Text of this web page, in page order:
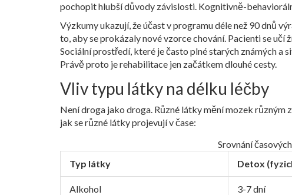
pochopit hlubší důvody závislosti. Kognitivně-
Výzkumy ukazují, že účast v programu déle než 90 dnů
to, aby se prokázaly nové vzorce chování. Pacienti se
Sociální prostředí, které je často plné starých známých a
Právě proto je rehabilitace jen začátkem dlouhé cesty.
Vliv typu látky na délku léčby
Není droga jako droga. Různé látky mění mozek různým
jak se různé látky projevují v čase:
Srovnání
Typ látky
Detox
Alkohol 3-7 dní